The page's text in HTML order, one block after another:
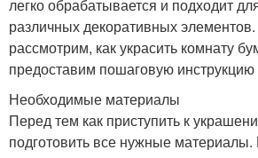
легко обрабатывается и подходит
различных декоративных
рассмотрим, как украсить комнату
предоставим пошаговую
Необходимые материалы
Перед тем как приступить к
подготовить все нужные материалы.